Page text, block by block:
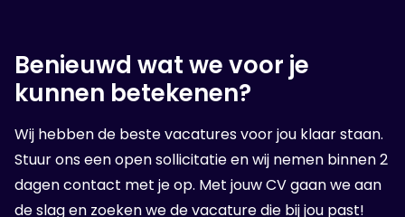
Benieuwd wat we voor je
kunnen betekenen?
Wij hebben de beste vacatures voor jou klaar staan.
Stuur ons een open sollicitatie en wij nemen binnen 2
dagen contact met je op. Met jouw CV gaan we aan
de slag en zoeken we de vacature die bij jou past!